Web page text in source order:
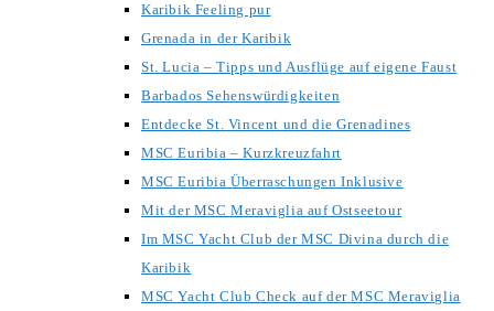
Karibik Feeling pur
Grenada in der Karibik
St. Lucia – Tipps und Ausflüge auf eigene Faust
Barbados Sehenswürdigkeiten
Entdecke St. Vincent und die Grenadines
MSC Euribia – Kurzkreuzfahrt
MSC Euribia Überraschungen Inklusive
Mit der MSC Meraviglia auf Ostseetour
Im MSC Yacht Club der MSC Divina durch die
Karibik
MSC Yacht Club Check auf der MSC Meraviglia